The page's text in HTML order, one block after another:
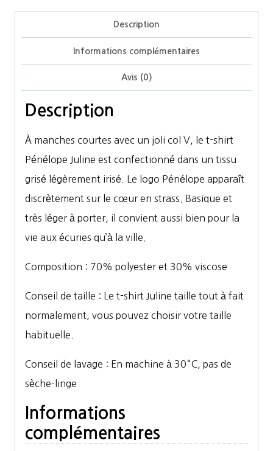
Juline
Description
Informations complémentaires
Avis (0)
Description
À manches courtes avec un joli col V, le t-shirt
Pénélope Juline est confectionné dans un tissu
grisé légèrement irisé. Le logo Pénélope apparaît
discrètement sur le cœur en strass. Basique et
très léger à porter, il convient aussi bien pour la
vie aux écuries qu’à la ville.
Composition : 70% polyester et 30% viscose
Conseil de taille : Le t-shirt Juline taille tout à fait
normalement, vous pouvez choisir votre taille
habituelle.
Conseil de lavage : En machine à 30°C, pas de
sèche-linge
Informations
complémentaires